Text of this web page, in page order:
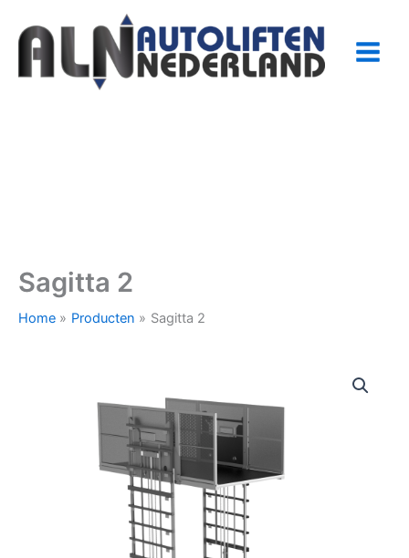
naar
inhoud
Sagitta 2
Home Producten Sagitta 2